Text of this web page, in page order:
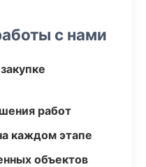
с нами
работ
каждом этапе
объектов